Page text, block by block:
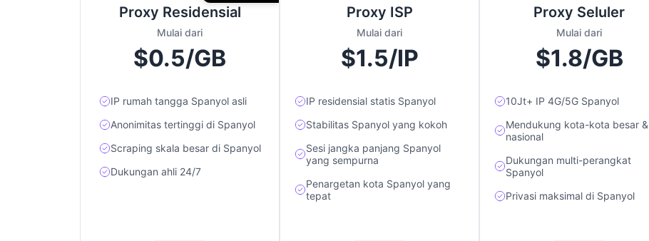
Proxy Residensial
Mulai dari
$0.5/GB
IP rumah tangga Spanyol asli
Anonimitas tertinggi di Spanyol
Scraping skala besar di Spanyol
Dukungan ahli 24/7
Proxy ISP
Mulai dari
$1.5/IP
IP residensial statis Spanyol
Stabilitas Spanyol yang kokoh
Sesi jangka panjang Spanyol
yang sempurna
Penargetan kota Spanyol yang
tepat
Proxy Seluler
Mulai dari
$1.8/GB
10Jt+ IP 4G/5G Spanyol
Mendukung kota-kota besar &
nasional
Dukungan multi-perangkat
Spanyol
Privasi maksimal di Spanyol